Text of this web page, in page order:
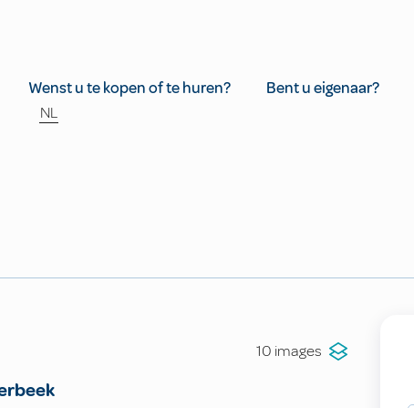
Wenst u te kopen of te huren? Bent u eigenaar?
NL
10 images